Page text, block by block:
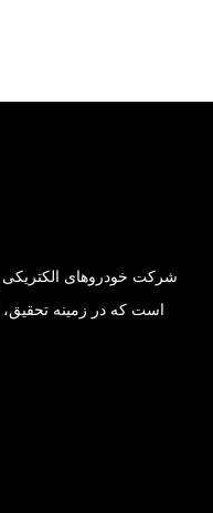
شرکت خودروهای
است که در زمینه